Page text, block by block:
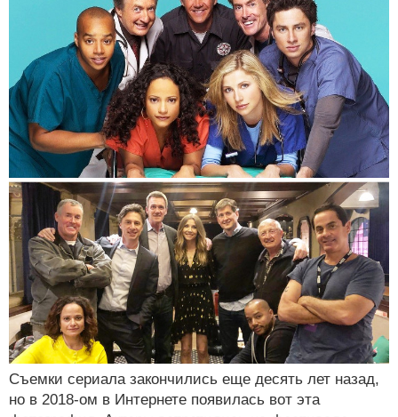
Съемки сериала закончились еще десять лет назад,
но в 2018-ом в Интернете появилась вот эта